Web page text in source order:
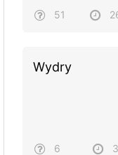
Mey
51
Wydry
6 3